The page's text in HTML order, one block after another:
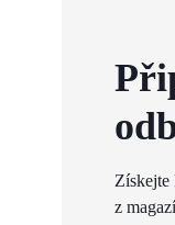
Získejte
z